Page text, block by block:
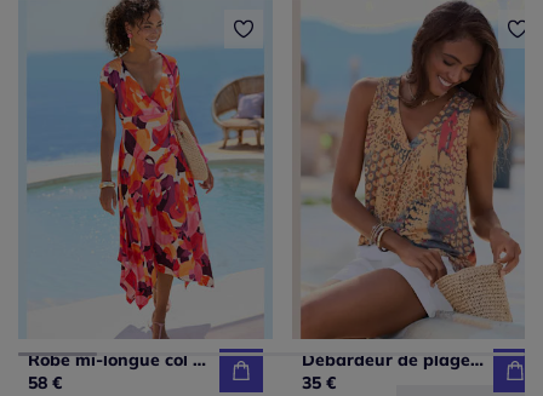
Robe mi-longue col chevauchant avec ceinture et ourlet asymétrique
58 €
Débardeur de plage à encolure en V avec larges bretelles et imprimé unique
35 €